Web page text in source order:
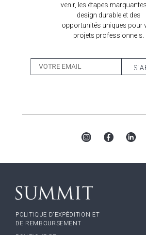
venir, les étapes
design durable et des
opportunités uniques pour
projets professionnels.
POLITIQUE D'EXPÉDITION ET
DE REMBOURSEMENT